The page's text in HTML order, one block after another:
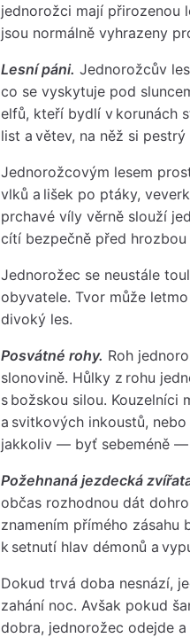
jednorožci mají přirozenou
jsou normálně vyhrazeny
Lesní páni. Jednorožcův
co se vyskytuje pod
elfů, kteří bydlí v korunách
list a větev, na něž si
Jednorožcovým lesem
vlků a lišek po ptáky,
prchavé víly věrně slouží
cítí bezpečně před
Jednorožec se neustále
obyvatele. Tvor může
divoký les.
Posvátné rohy. Roh
slonovině. Hůlky z rohu
s božskou silou.
a svitkových inkoustů,
jakkoliv — byť sebeméně —
Požehnaná jezdecká
občas rozhodnou dát
znamením přímého
k setnutí hlav démonů a
Dokud trvá doba nesnází,
zahání noc. Avšak pokud
dobra, jednorožec odejde